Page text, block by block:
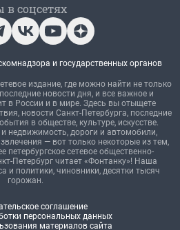
соцсетях
и государственных органов
издание, где можно найти не только
новости дня, и все важное и
в России и в мире. Здесь вы отыщете
новости Санкт-Петербурга, последние
в обществе, культуре, искусстве.
недвижимость, дороги и автомобили,
— вот только некоторые из тем,
петербургское сетевое общественно-
Петербург читает «Фонтанку»! Наша
и политики, чиновники, десятки тысяч
горожан.
соглашение
персональных данных
материалов сайта